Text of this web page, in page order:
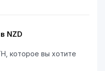
NZD
которое вы хотите